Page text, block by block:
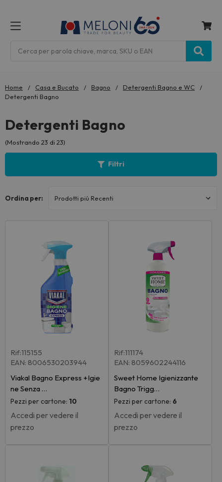
Home Casa e Bucato Bagno
Detergenti Bagno e WC
Detergenti Bagno
Detergenti Bagno
(Mostrando 23 di 23)
Filtri
Ordina per:
Rif:115155
EAN: 8006530203944
Viakal Bagno Express +Igie
ne Senza …
Pezzi per cartone: 10
Accedi per vedere il
prezzo
Rif:111174
EAN: 8059602244116
Sweet Home Igienizzante
Bagno Trigg…
Pezzi per cartone: 6
Accedi per vedere il
prezzo